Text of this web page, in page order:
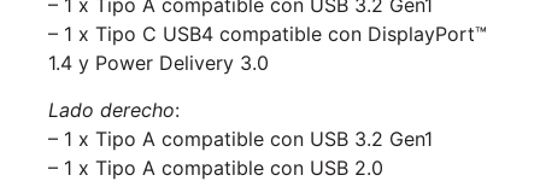
– 1 x Tipo A compatible con USB 3.2 Gen1
– 1 x Tipo C USB4 compatible con DisplayPort™
1.4 y Power Delivery 3.0
Lado derecho:
– 1 x Tipo A compatible con USB 3.2 Gen1
– 1 x Tipo A compatible con USB 2.0